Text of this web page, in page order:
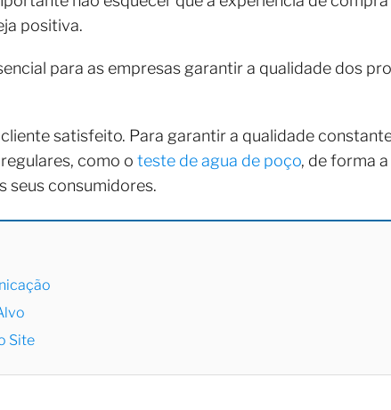
positiva.
para as empresas garantir a qualidade dos
satisfeito. Para garantir a qualidade
como o teste de agua de poço, de forma
seus consumidores.
Site